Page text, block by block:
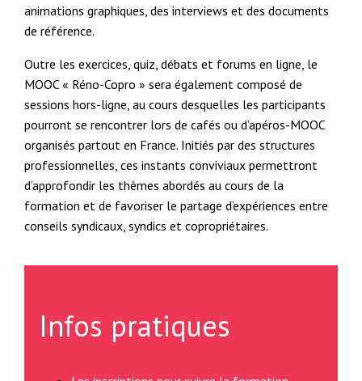
animations graphiques, des interviews et des documents
de référence.
Outre les exercices, quiz, débats et forums en ligne, le
MOOC « Réno-Copro » sera également composé de
sessions hors-ligne, au cours desquelles les participants
pourront se rencontrer lors de cafés ou d’apéros-MOOC
organisés partout en France. Initiés par des structures
professionnelles, ces instants conviviaux permettront
d’approfondir les thèmes abordés au cours de la
formation et de favoriser le partage d’expériences entre
conseils syndicaux, syndics et copropriétaires.
Infos pratiques